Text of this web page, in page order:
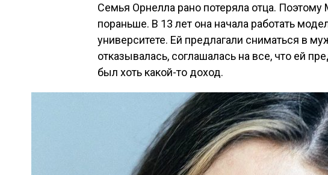
Семья Орнелла рано потеряла отца.
пораньше. В 13 лет она начала работать
университете. Ей предлагали сниматься в
отказывалась, соглашалась на все, что ей
был хоть какой-то доход.